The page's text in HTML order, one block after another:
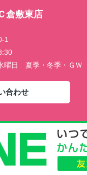
倉敷東店
1
曜日 夏季・冬季・ＧＷ
合わせ